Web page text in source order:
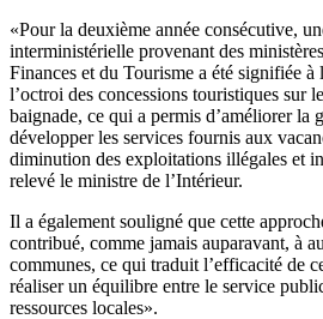
«Pour la deuxième année consécutive,
interministérielle provenant des
Finances et du Tourisme a été signifiée à
l’octroi des concessions touristiques sur
baignade, ce qui a permis d’améliorer la
développer les services fournis aux
diminution des exploitations illégales et
relevé le ministre de l’Intérieur.
Il a également souligné que cette
contribué, comme jamais auparavant, à
communes, ce qui traduit l’efficacité de
réaliser un équilibre entre le service
ressources locales».